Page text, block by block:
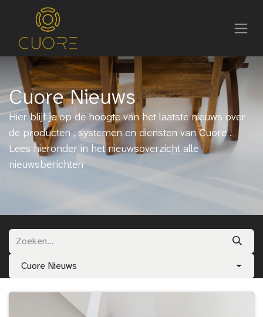
Cuore Nieuws
Hier blijf je op de hoogte van het laatste nieuws over
de producten , systemen en diensten van Cuore .
Lees hieronder in het nieuwsoverzicht alle
nieuwsberichten
Cuore Nieuws